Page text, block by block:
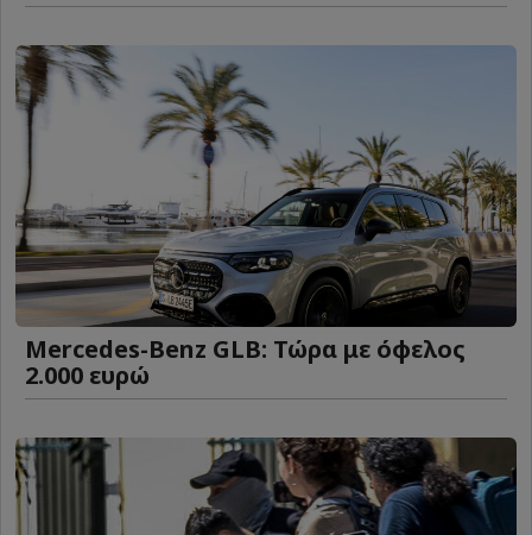
Mercedes-Benz GLB: Τώρα με όφελος
2.000 ευρώ